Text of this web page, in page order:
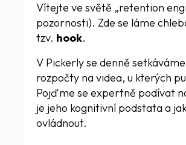
Vítejte ve světě „retention
pozornosti). Zde se láme
tzv. hook.
V Pickerly se denně
rozpočty na videa, u kterých
Pojďme se expertně podívat
je jeho kognitivní podstata a
ovládnout.